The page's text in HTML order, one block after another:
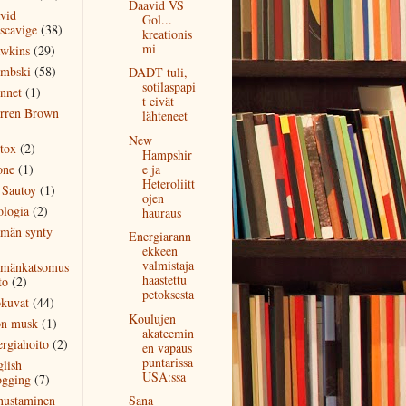
(38)
(29)
(58)
(1)
Brown
(2)
(1)
(1)
(2)
synty
(2)
(44)
musk (1)
(2)
(7)
Daavid VS
Gol...
kreationis
mi
DADT tuli,
sotilaspapi
t eivät
lähteneet
New
Hampshir
e ja
Heteroliitt
ojen
hauraus
Energiarann
ekkeen
valmistaja
haastettu
petoksesta
Koulujen
akateemin
en vapaus
puntarissa
USA:ssa
Sana